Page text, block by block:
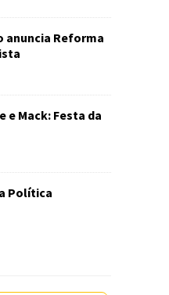
anuncia Reforma
e Mack: Festa da
Política